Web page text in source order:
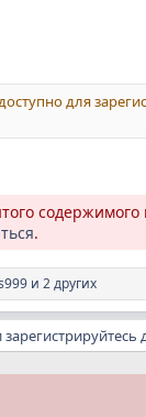
для
.
и 2 других